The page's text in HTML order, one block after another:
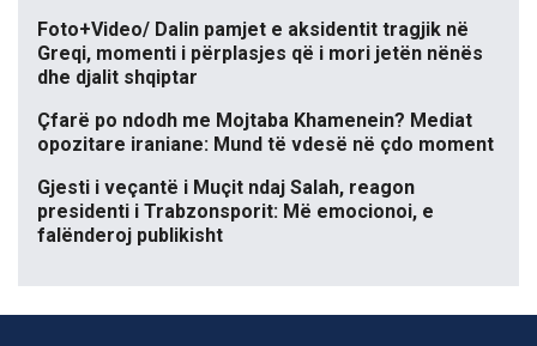
Foto+Video/ Dalin pamjet e aksidentit tragjik në
Greqi, momenti i përplasjes që i mori jetën nënës
dhe djalit shqiptar
Çfarë po ndodh me Mojtaba Khamenein? Mediat
opozitare iraniane: Mund të vdesë në çdo moment
Gjesti i veçantë i Muçit ndaj Salah, reagon
presidenti i Trabzonsporit: Më emocionoi, e
falënderoj publikisht